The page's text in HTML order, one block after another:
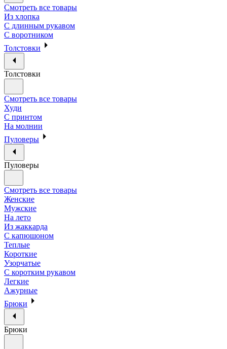
Смотреть все товары
Из хлопка
С длинным рукавом
С воротником
Толстовки
Толстовки
Смотреть все товары
Худи
С принтом
На молнии
Пуловеры
Пуловеры
Смотреть все товары
Женские
Мужские
На лето
Из жаккарда
С капюшоном
Теплые
Короткие
Узорчатые
С коротким рукавом
Легкие
Ажурные
Брюки
Брюки